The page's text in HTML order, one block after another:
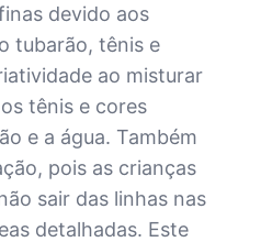
devido aos
tubarão, tênis e
ao misturar
tênis e cores
e a água. Também
pois as crianças
sair das linhas nas
detalhadas. Este